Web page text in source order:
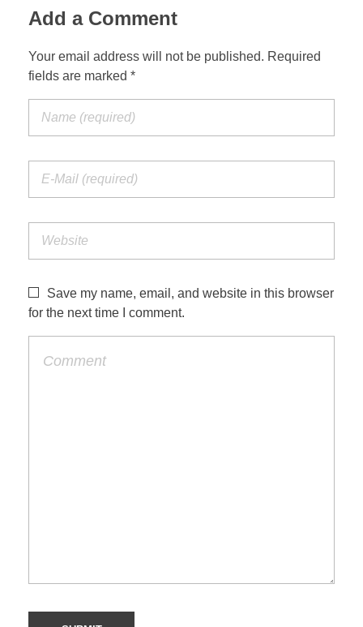
Add a Comment
Your email address will not be published. Required
fields are marked *
Save my name, email, and website in this browser
for the next time I comment.